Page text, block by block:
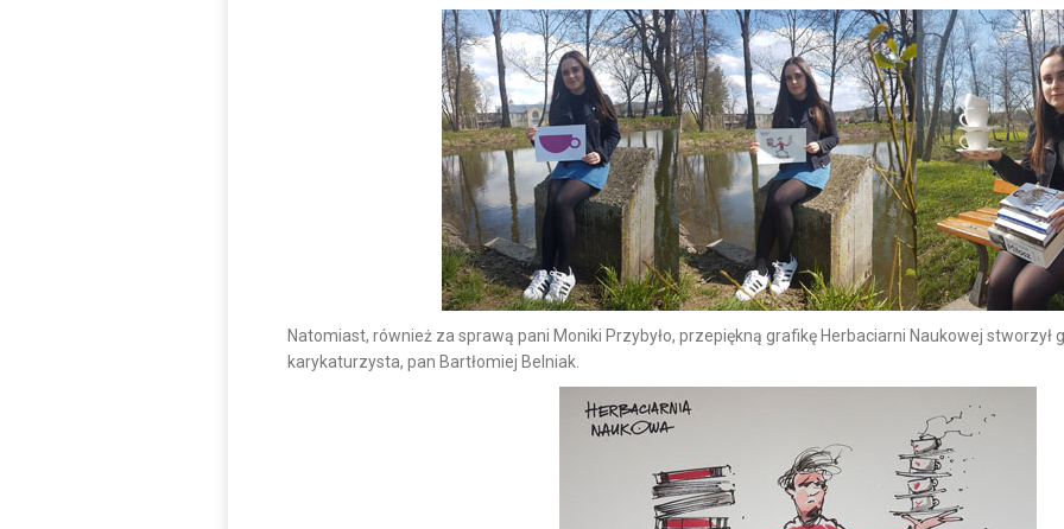
Natomiast, również za sprawą pani Moniki Przybyło, przepiękną grafikę Herbaciarni Naukowej stworzył
karykaturzysta, pan Bartłomiej Belniak.